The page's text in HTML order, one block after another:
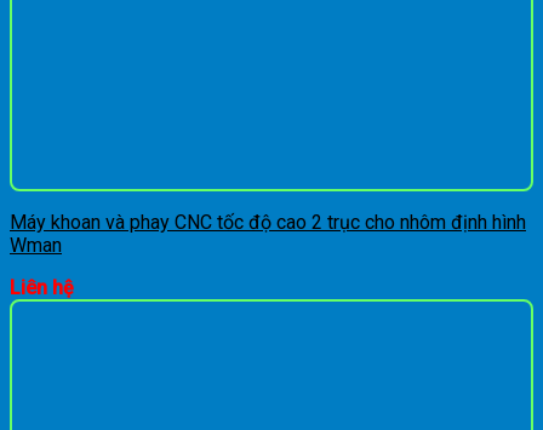
Máy khoan và phay CNC tốc độ cao 2 trục cho nhôm định hình
Wman
Liên hệ